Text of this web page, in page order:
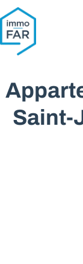
Aller au contenu
Saint-